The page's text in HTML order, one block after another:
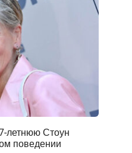
летнюю Стоун
поведении